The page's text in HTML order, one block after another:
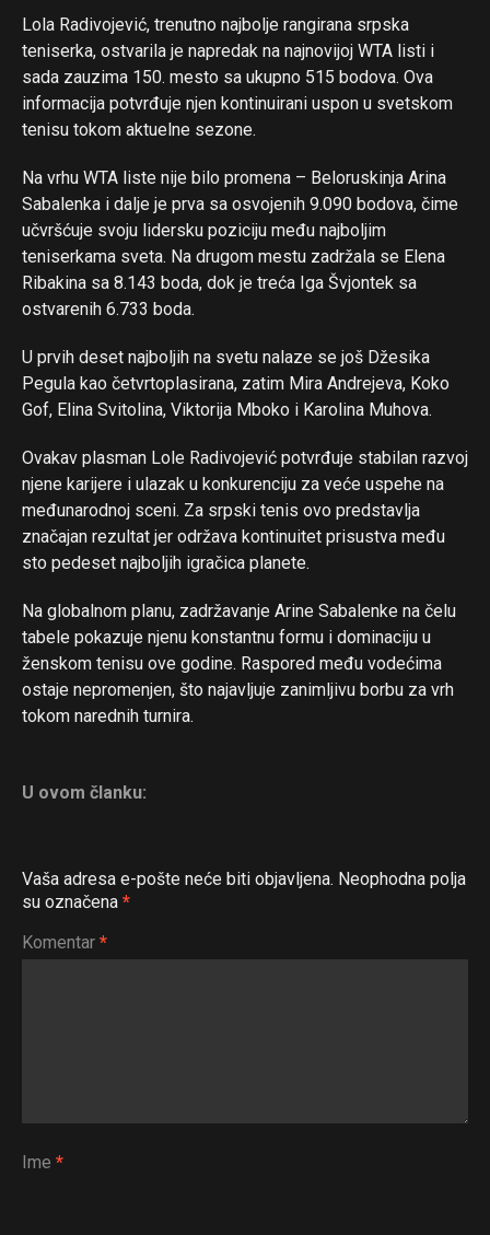
Lola Radivojević, trenutno najbolje rangirana srpska
teniserka, ostvarila je napredak na najnovijoj WTA listi i
sada zauzima 150. mesto sa ukupno 515 bodova. Ova
informacija potvrđuje njen kontinuirani uspon u svetskom
tenisu tokom aktuelne sezone.
Na vrhu WTA liste nije bilo promena – Beloruskinja Arina
Sabalenka i dalje je prva sa osvojenih 9.090 bodova, čime
učvršćuje svoju lidersku poziciju među najboljim
teniserkama sveta. Na drugom mestu zadržala se Elena
Ribakina sa 8.143 boda, dok je treća Iga Švjontek sa
ostvarenih 6.733 boda.
U prvih deset najboljih na svetu nalaze se još Džesika
Pegula kao četvrtoplasirana, zatim Mira Andrejeva, Koko
Gof, Elina Svitolina, Viktorija Mboko i Karolina Muhova.
Ovakav plasman Lole Radivojević potvrđuje stabilan razvoj
njene karijere i ulazak u konkurenciju za veće uspehe na
međunarodnoj sceni. Za srpski tenis ovo predstavlja
značajan rezultat jer održava kontinuitet prisustva među
sto pedeset najboljih igračica planete.
Na globalnom planu, zadržavanje Arine Sabalenke na čelu
tabele pokazuje njenu konstantnu formu i dominaciju u
ženskom tenisu ove godine. Raspored među vodećima
ostaje nepromenjen, što najavljuje zanimljivu borbu za vrh
tokom narednih turnira.
U ovom članku:
Vaša adresa e-pošte neće biti objavljena. Neophodna polja
su označena *
Komentar *
Ime *